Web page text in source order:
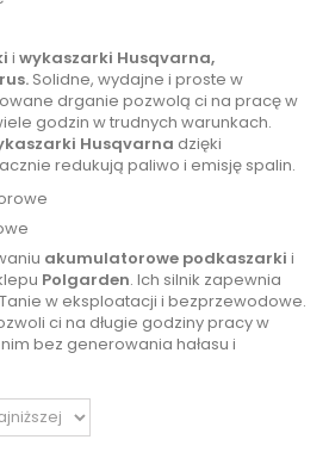
i wykaszarki Husqvarna,
Solidne, wydajne i proste w
drganie pozwolą ci na pracę w
godzin w trudnych warunkach.
Husqvarna dzięki
redukują paliwo i emisję spalin.
akumulatorowe podkaszarki i
Polgarden. Ich silnik zapewnia
w eksploatacji i bezprzewodowe.
ci na długie godziny pracy w
bez generowania hałasu i